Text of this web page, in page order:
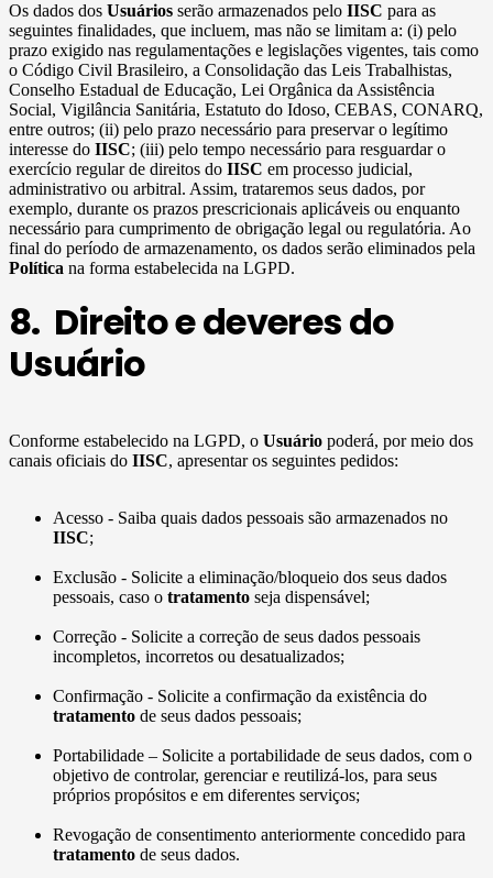
Os dados dos Usuários serão armazenados pelo IISC para as
seguintes finalidades, que incluem, mas não se limitam a: (i) pelo
prazo exigido nas regulamentações e legislações vigentes, tais como
o Código Civil Brasileiro, a Consolidação das Leis Trabalhistas,
Conselho Estadual de Educação, Lei Orgânica da Assistência
Social, Vigilância Sanitária, Estatuto do Idoso, CEBAS, CONARQ,
entre outros; (ii) pelo prazo necessário para preservar o legítimo
interesse do IISC; (iii) pelo tempo necessário para resguardar o
exercício regular de direitos do IISC em processo judicial,
administrativo ou arbitral. Assim, trataremos seus dados, por
exemplo, durante os prazos prescricionais aplicáveis ou enquanto
necessário para cumprimento de obrigação legal ou regulatória. Ao
final do período de armazenamento, os dados serão eliminados pela
Política na forma estabelecida na LGPD.
8. Direito e deveres do
Usuário
Conforme estabelecido na LGPD, o Usuário poderá, por meio dos
canais oficiais do IISC, apresentar os seguintes pedidos:
Acesso - Saiba quais dados pessoais são armazenados no
IISC;
Exclusão - Solicite a eliminação/bloqueio dos seus dados
pessoais, caso o tratamento seja dispensável;
Correção - Solicite a correção de seus dados pessoais
incompletos, incorretos ou desatualizados;
Confirmação - Solicite a confirmação da existência do
tratamento de seus dados pessoais;
Portabilidade – Solicite a portabilidade de seus dados, com o
objetivo de controlar, gerenciar e reutilizá-los, para seus
próprios propósitos e em diferentes serviços;
Revogação de consentimento anteriormente concedido para
tratamento de seus dados.